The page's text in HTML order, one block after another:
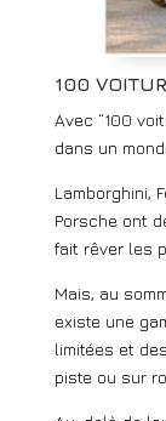
100
Avec “100
dans un
Lamborghini,
Porsche ont
fait rêver les
Mais, au
existe une
limitées et
piste ou sur